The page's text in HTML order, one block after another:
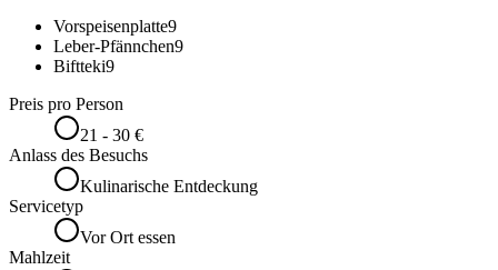
Vorspeisenplatte9
Leber-Pfännchen9
Biftteki9
Preis pro Person
21 - 30 €
Anlass des Besuchs
Kulinarische Entdeckung
Servicetyp
Vor Ort essen
Mahlzeit